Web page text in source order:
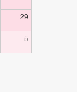
29
5